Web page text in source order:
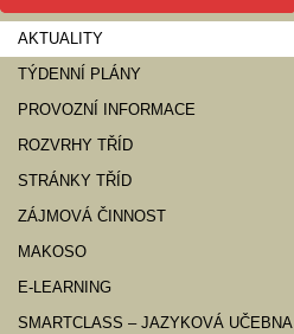
AKTUALITY
TÝDENNÍ PLÁNY
PROVOZNÍ INFORMACE
ROZVRHY TŘÍD
STRÁNKY TŘÍD
ZÁJMOVÁ ČINNOST
MAKOSO
E-LEARNING
SMARTCLASS – JAZYKOVÁ UČEBNA